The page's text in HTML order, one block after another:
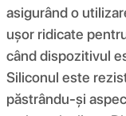
asigurând o
ușor ridicate
când dispozitivul
Siliconul este
păstrându-și